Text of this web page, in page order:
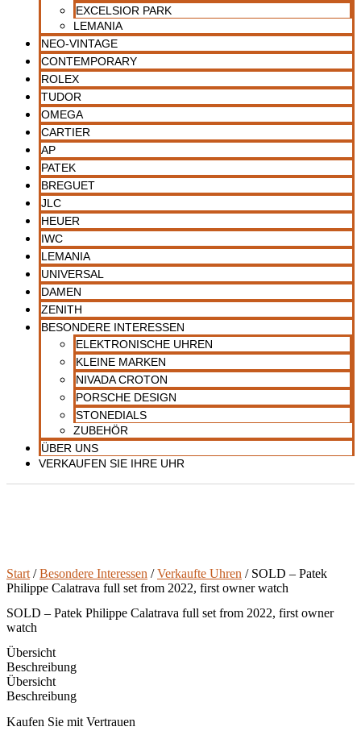
EXCELSIOR PARK
LEMANIA
NEO-VINTAGE
CONTEMPORARY
ROLEX
TUDOR
OMEGA
CARTIER
AP
PATEK
BREGUET
JLC
HEUER
IWC
LEMANIA
UNIVERSAL
DAMEN
ZENITH
BESONDERE INTERESSEN
ELEKTRONISCHE UHREN
KLEINE MARKEN
NIVADA CROTON
PORSCHE DESIGN
STONEDIALS
ZUBEHÖR
ÜBER UNS
VERKAUFEN SIE IHRE UHR
Start /Besondere Interessen /Verkaufte Uhren / SOLD – Patek
Philippe Calatrava full set from 2022, first owner watch
SOLD – Patek Philippe Calatrava full set from 2022, first owner
watch
Übersicht
Beschreibung
Übersicht
Beschreibung
Kaufen Sie mit Vertrauen